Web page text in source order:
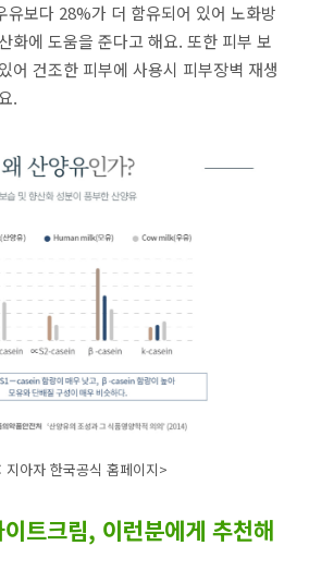
유보다 28%가 더 함유되어 있어 노화방
화에 도움을 준다고 해요. 또한 피부 보
어 건조한 피부에 사용시 피부장벽 재생
.
지아자 한국공식 홈페이지>
트크림, 이런분에게 추천해